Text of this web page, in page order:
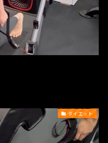
ダイエット